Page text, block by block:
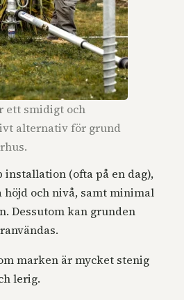
ett smidigt och
alternativ för grund
installation (ofta på en dag),
och nivå, samt minimal
Dessutom kan grunden
marken är mycket stenig
lerig.